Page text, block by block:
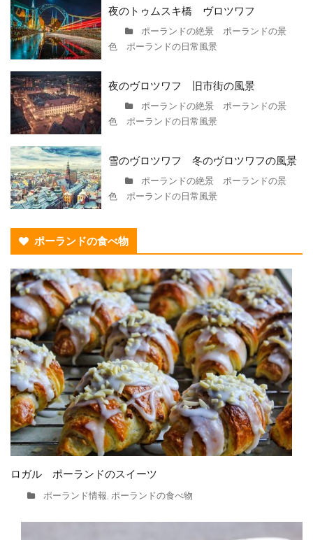
夜のトゥムスキ橋 ヴロツワフ
ポーランドの絶景 ポーランドの景
色 ポーランドの日常風景
夜のヴロツワフ 旧市街の風景
ポーランドの絶景 ポーランドの景
色 ポーランドの日常風景
雪のヴロツワフ 冬のヴロツワフの風景
ポーランドの絶景 ポーランドの景
色 ポーランドの日常風景
ポーランドの食べ物
ロガル ポーランドのスイーツ
ポーランド情報, ポーランドの食べ物